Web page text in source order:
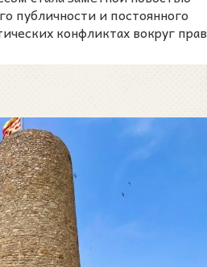
публичности и постоянного
конфликтах вокруг прав